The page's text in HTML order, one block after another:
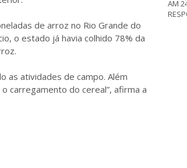
de arroz no Rio Grande do
o estado já havia colhido 78% da
as atividades de campo. Além
carregamento do cereal”, afirma a
AM